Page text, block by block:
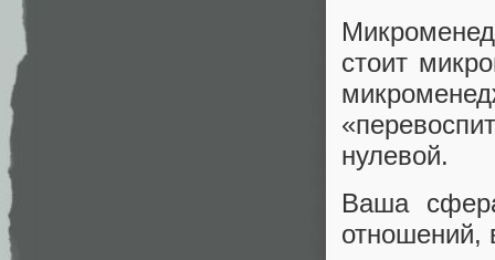
стоит
нулевой.
Ваша
отношений,